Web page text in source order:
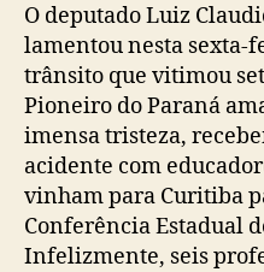
O deputado Luiz
lamentou nesta sexta-
trânsito que vitimou
Pioneiro do Paraná
imensa tristeza,
acidente com
vinham para Curitiba
Conferência Estadual
Infelizmente, seis